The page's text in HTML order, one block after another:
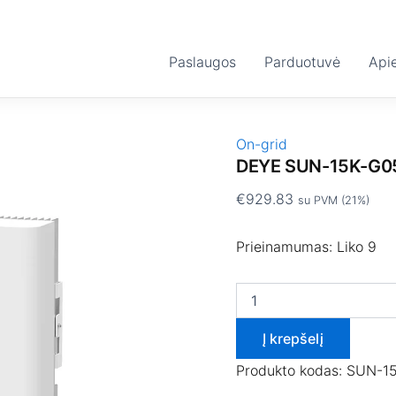
Paslaugos Parduotuvė
On-grid
DEYE SUN-15K-
€929.83 su PVM (21%)
Prieinamumas: Liko 9
SUN-
G05
Į krepšelį
Produkto kodas: SUN-